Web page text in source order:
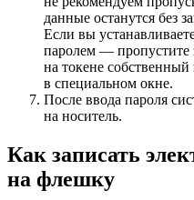
данные останутся без
Если вы
паролем — пропустите
на токене
в специальном окне.
После ввода пароля
на носитель.
Как записать
на флешку